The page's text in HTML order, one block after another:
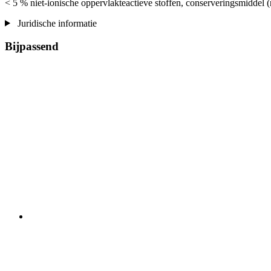
< 5 % niet-ionische oppervlakteactieve stoffen, conserveringsmiddel
Juridische informatie
Bijpassend